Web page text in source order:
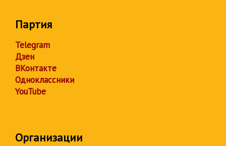
Партия
Telegram
Дзен
ВКонтакте
Одноклассники
YouTube
Организации